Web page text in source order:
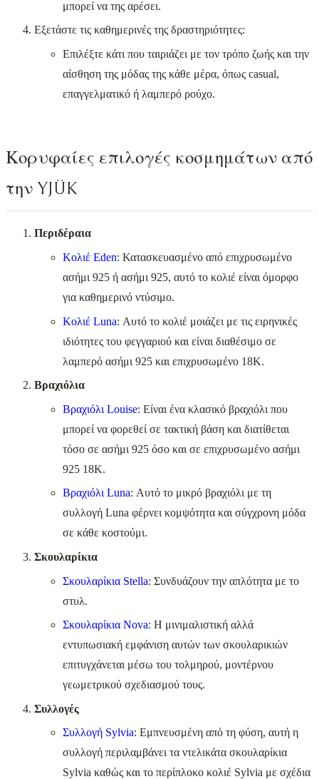
μπορεί να της αρέσει.
Εξετάστε τις καθημερινές της δραστηριότητες:
Επιλέξτε κάτι που ταιριάζει με τον τρόπο ζωής και την
αίσθηση της μόδας της κάθε μέρα, όπως casual,
επαγγελματικό ή λαμπερό ρούχο.
Κορυφαίες επιλογές κοσμημάτων από
την YJÜK
Περιδέραια
Κολιέ Eden: Κατασκευασμένο από επιχρυσωμένο
ασήμι 925 ή ασήμι 925, αυτό το κολιέ είναι όμορφο
για καθημερινό ντύσιμο.
Κολιέ Luna: Αυτό το κολιέ μοιάζει με τις ειρηνικές
ιδιότητες του φεγγαριού και είναι διαθέσιμο σε
λαμπερό ασήμι 925 και επιχρυσωμένο 18Κ.
Βραχιόλια
Βραχιόλι Louise: Είναι ένα κλασικό βραχιόλι που
μπορεί να φορεθεί σε τακτική βάση και διατίθεται
τόσο σε ασήμι 925 όσο και σε επιχρυσωμένο ασήμι
925 18Κ.
Βραχιόλι Luna: Αυτό το μικρό βραχιόλι με τη
συλλογή Luna φέρνει κομψότητα και σύγχρονη μόδα
σε κάθε κοστούμι.
Σκουλαρίκια
Σκουλαρίκια Stella: Συνδυάζουν την απλότητα με το
στυλ.
Σκουλαρίκια Nova: Η μινιμαλιστική αλλά
εντυπωσιακή εμφάνιση αυτών των σκουλαρικιών
επιτυγχάνεται μέσω του τολμηρού, μοντέρνου
γεωμετρικού σχεδιασμού τους.
Συλλογές
Συλλογή Sylvia: Εμπνευσμένη από τη φύση, αυτή η
συλλογή περιλαμβάνει τα ντελικάτα σκουλαρίκια
Sylvia καθώς και το περίπλοκο κολιέ Sylvia με σχέδια